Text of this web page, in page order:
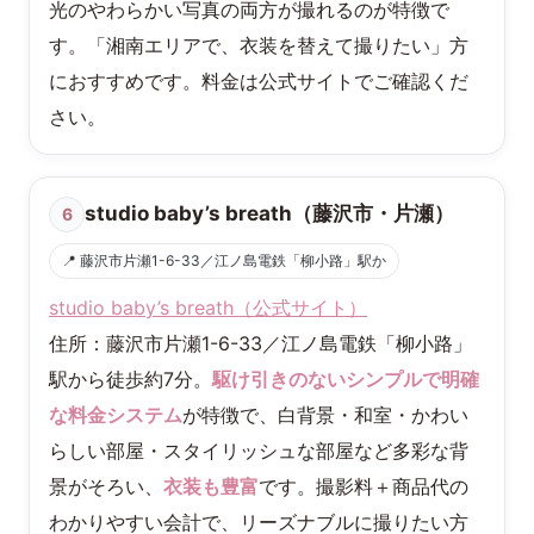
光のやわらかい写真の両方が撮れるのが特徴で
す。「湘南エリアで、衣装を替えて撮りたい」方
におすすめです。料金は公式サイトでご確認くだ
さい。
6 studio baby’s breath（藤沢市・片瀬）
📍 藤沢市片瀬1-6-33／江ノ島電鉄「柳小路」駅か
studio baby’s breath（公式サイト）
住所：藤沢市片瀬1-6-33／江ノ島電鉄「柳小路」
駅から徒歩約7分。駆け引きのないシンプルで明確
な料金システムが特徴で、白背景・和室・かわい
らしい部屋・スタイリッシュな部屋など多彩な背
景がそろい、 衣装も豊富です。撮影料＋商品代の
わかりやすい会計で、リーズナブルに撮りたい方